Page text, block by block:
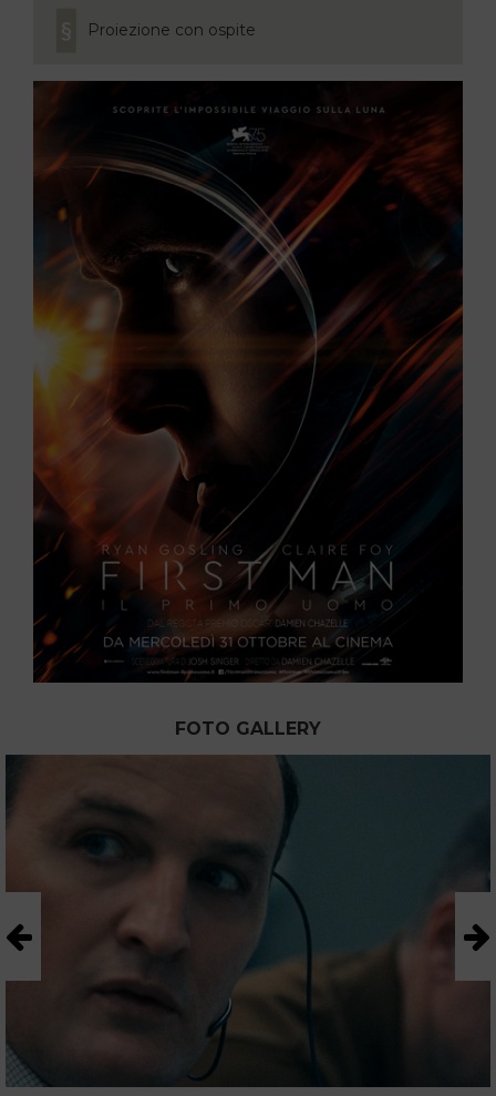
Proiezione con ospite
FOTO GALLERY